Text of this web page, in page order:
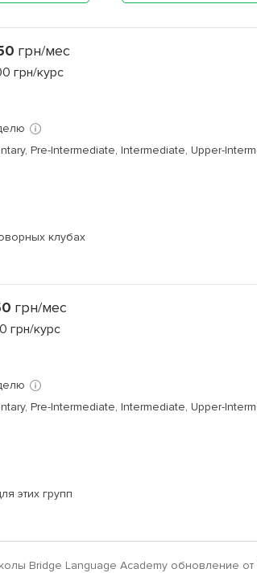
грн/мес
грн/курс
Pre-Intermediate, Intermediate, Upper-
клубах
грн/мес
грн/курс
Pre-Intermediate, Intermediate, Upper-
этих групп
Bridge Language Academy обновление от